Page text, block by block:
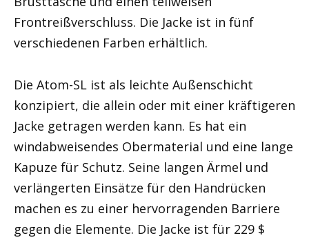
Frontreißverschluss. Die Jacke ist in fünf
verschiedenen Farben erhältlich.
Die Atom-SL ist als leichte Außenschicht
konzipiert, die allein oder mit einer kräftigeren
Jacke getragen werden kann. Es hat ein
windabweisendes Obermaterial und eine lange
Kapuze für Schutz. Seine langen Ärmel und
verlängerten Einsätze für den Handrücken
machen es zu einer hervorragenden Barriere
gegen die Elemente. Die Jacke ist für 229 $